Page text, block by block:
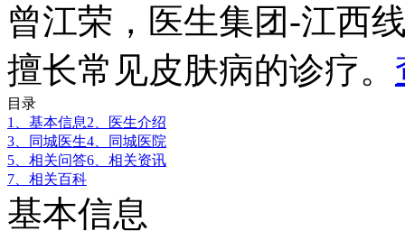
曾江荣，医生集团-江西
擅长常见皮肤病的诊疗。
目录
1、基本信息2、医生介绍
3、同城医生4、同城医院
5、相关问答6、相关资讯
7、相关百科
基本信息